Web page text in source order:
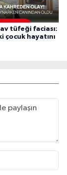
tüfeği faciası:
çocuk hayatını